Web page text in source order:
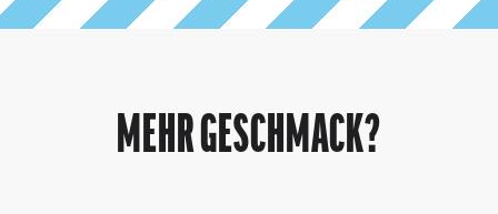
MEHR GESCHMACK?